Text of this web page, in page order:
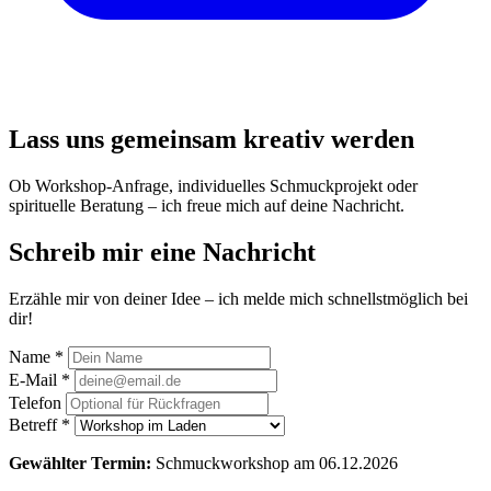
Lass uns gemeinsam kreativ werden
Ob Workshop-Anfrage, individuelles Schmuckprojekt oder
spirituelle Beratung – ich freue mich auf deine Nachricht.
Schreib mir eine Nachricht
Erzähle mir von deiner Idee – ich melde mich schnellstmöglich bei
dir!
Name *
E-Mail *
Telefon
Betreff *
Gewählter Termin: Schmuckworkshop am 06.12.2026